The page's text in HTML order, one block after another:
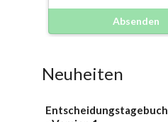
Absenden
Neuheiten
Entscheidungstagebuch